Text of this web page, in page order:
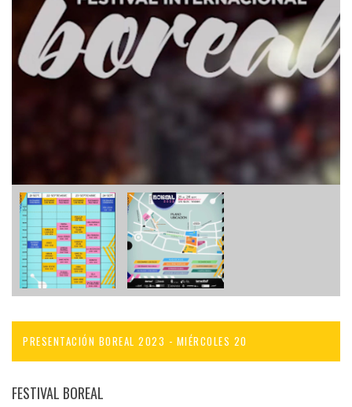
PRESENTACIÓN BOREAL 2023 - MIÉRCOLES 20
FESTIVAL BOREAL